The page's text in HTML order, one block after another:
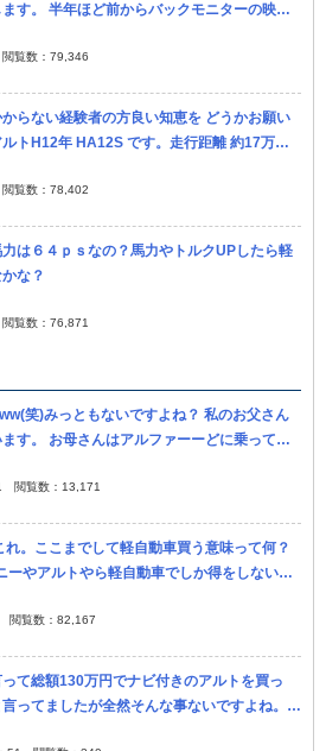
す。 半年ほど前からバックモニターの映像
。症状としては、リバースにシフトを切り替
閲覧数： 79,346
らない経験者の方良い知恵を どうかお願い
トH12年 HA12S です。走行距離 約17万キ
オイルが燃えているなどの不具合はあ...
閲覧数： 78,402
は６４ｐｓなの？馬力やトルクUPしたら軽
な？
閲覧数： 76,871
笑)みっともないですよね？ 私のお父さん
す。 お母さんはアルファーーどに乗ってま
は稼ぎがないから軽自動車のアルトでいい...
閲覧数： 13,171
。ここまでして軽自動車買う意味って何？
ーやアルトやら軽自動車でしか得をしない車
なら普通車でよくね？
閲覧数： 82,167
て総額130万円でナビ付きのアルトを買っ
ってましたが全然そんな事ないですよね。
ける方に驚いてお世辞にも買い物上手とは言